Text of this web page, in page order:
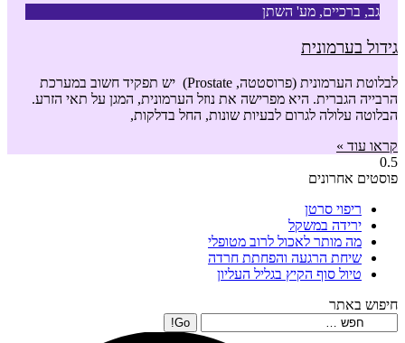
גב, ברכיים, מע' השתן
גידול בערמונית
לבלוטת הערמונית (פרוסטטה, Prostate) יש תפקיד חשוב במערכת
הרבייה הגברית. היא מפרישה את נוזל הערמונית, המגן על תאי הזרע.
הבלוטה עלולה לגרום לבעיות שונות, החל בדלקות,
קראו עוד »
פוסטים אחרונים
ריפוי סרטן
ירידה במשקל
מה מותר לאכול לרוב מטופלי
שיחת הרגעה והפחתת חרדה
טיול סוף הקיץ בגליל העליון
חיפוש באתר
Search: